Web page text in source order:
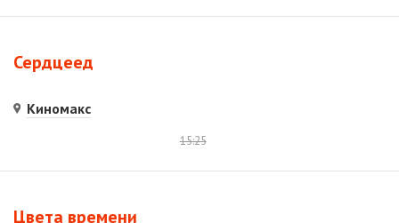
Сердцеед
Киномакс
15:25
Цвета времени